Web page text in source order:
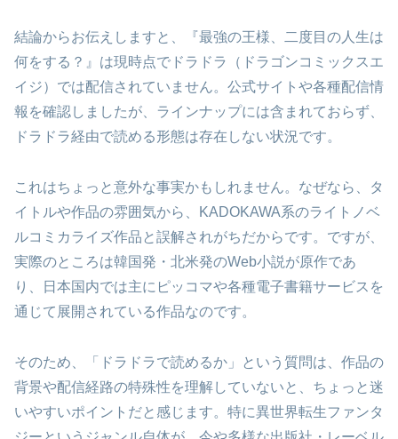
結論からお伝えしますと、『最強の王様、二度目の人生は
何をする？』は現時点でドラドラ（ドラゴンコミックスエ
イジ）では配信されていません。公式サイトや各種配信情
報を確認しましたが、ラインナップには含まれておらず、
ドラドラ経由で読める形態は存在しない状況です。
これはちょっと意外な事実かもしれません。なぜなら、タ
イトルや作品の雰囲気から、KADOKAWA系のライトノベ
ルコミカライズ作品と誤解されがちだからです。ですが、
実際のところは韓国発・北米発のWeb小説が原作であ
り、日本国内では主にピッコマや各種電子書籍サービスを
通じて展開されている作品なのです。
そのため、「ドラドラで読めるか」という質問は、作品の
背景や配信経路の特殊性を理解していないと、ちょっと迷
いやすいポイントだと感じます。特に異世界転生ファンタ